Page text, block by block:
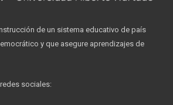
de un sistema educativo de país
y que asegure aprendizajes de
sociales: